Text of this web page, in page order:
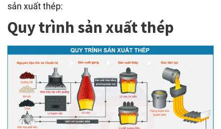
sản xuất thép:
Quy trình sản xuất thép